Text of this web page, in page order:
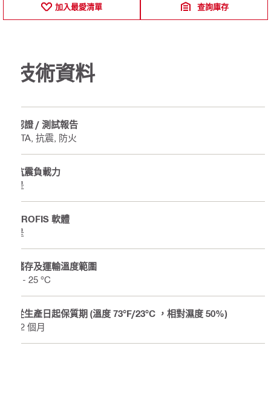
加入最愛清單 查詢庫存
技術資料
認證 / 測試報告
ETA, 抗震, 防火
抗震負載力
是
PROFIS 軟體
是
儲存及運輸溫度範圍
5 - 25 °C
從生產日起保質期 (溫度 73°F/23°C ，相對濕度 50%)
12 個月